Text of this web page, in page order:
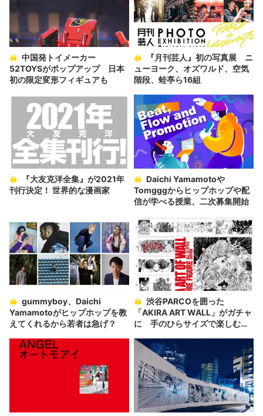
52TOYSがポップアップ 日本
初の限定変形フィギュアも
ューヨーク、オズワルド、空気
階段、蛙亭ら16組
刊行決定！ 世界的な漫画家
Tomgggからヒップホップや配
信が学べる授業、二次募集開始
Yamamotoがヒップホップを教
えてくれるから若者は急げ？
「AKIRA ART WALL」がガチャ
に 手のひらサイズで楽しむア